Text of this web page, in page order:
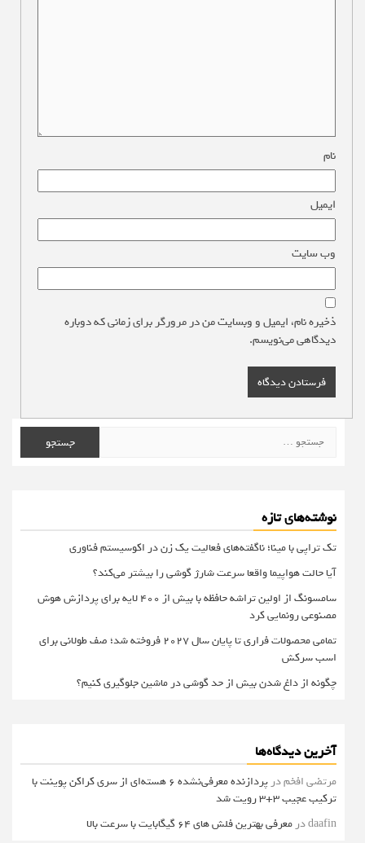
نام
ایمیل
وب‌ سایت
ذخیره نام، ایمیل و وبسایت من در مرورگر برای زمانی که دوباره
دیدگاهی می‌نویسم.
برای:
نوشته‌های تازه
تک تراپی با مینا؛ ناگفته‌های فعالیت یک زن در اکوسیستم فناوری
آیا حالت هواپیما واقعا سرعت شارژ گوشی را بیشتر می‌کند؟
سامسونگ از اولین تراشه حافظه با بیش از ۴۰۰ لایه برای پردازش هوش
مصنوعی رونمایی کرد
تمامی محصولات فراری تا پایان سال ۲۰۲۷ فروخته شد؛ صف طولانی برای
اسب سرکش
چگونه از داغ شدن بیش از حد گوشی در ماشین جلوگیری کنیم؟
آخرین دیدگاه‌ها
مرتضی افخمدر
پردازنده معرفی‌نشده 6 هسته‌ای از سری کراکن پوینت با
ترکیب عجیب 3+3 رویت شد
daafinدرمعرفی بهترین فلش های 64 گیگابایت با سرعت بالا